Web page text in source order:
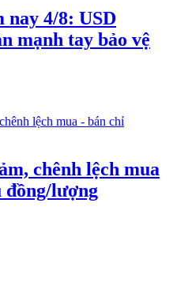
nay 4/8: USD
mạnh tay bảo vệ
chênh lệch mua
đồng/lượng